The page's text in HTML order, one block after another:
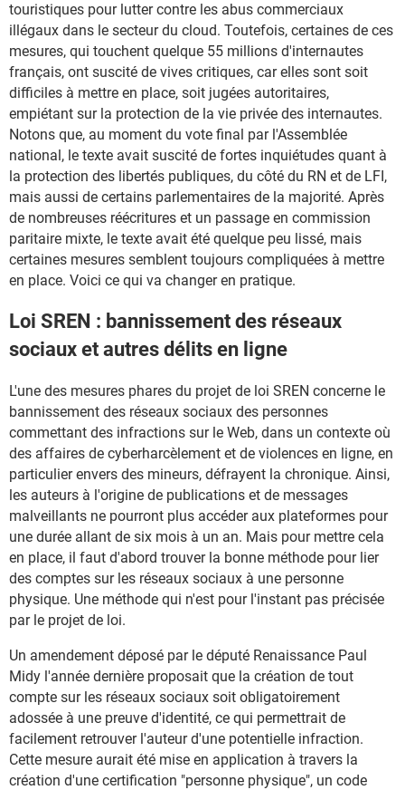
touristiques pour lutter contre les abus commerciaux
illégaux dans le secteur du cloud. Toutefois, certaines de ces
mesures, qui touchent quelque 55 millions d'internautes
français, ont suscité de vives critiques, car elles sont soit
difficiles à mettre en place, soit jugées autoritaires,
empiétant sur la protection de la vie privée des internautes.
Notons que, au moment du vote final par l'Assemblée
national, le texte avait suscité de fortes inquiétudes quant à
la protection des libertés publiques, du côté du RN et de LFI,
mais aussi de certains parlementaires de la majorité. Après
de nombreuses réécritures et un passage en commission
paritaire mixte, le texte avait été quelque peu lissé, mais
certaines mesures semblent toujours compliquées à mettre
en place. Voici ce qui va changer en pratique.
Loi SREN : bannissement des réseaux
sociaux et autres délits en ligne
L'une des mesures phares du projet de loi SREN concerne le
bannissement des réseaux sociaux des personnes
commettant des infractions sur le Web, dans un contexte où
des affaires de cyberharcèlement et de violences en ligne, en
particulier envers des mineurs, défrayent la chronique. Ainsi,
les auteurs à l'origine de publications et de messages
malveillants ne pourront plus accéder aux plateformes pour
une durée allant de six mois à un an. Mais pour mettre cela
en place, il faut d'abord trouver la bonne méthode pour lier
des comptes sur les réseaux sociaux à une personne
physique. Une méthode qui n'est pour l'instant pas précisée
par le projet de loi.
Un amendement déposé par le député Renaissance Paul
Midy l'année dernière proposait que la création de tout
compte sur les réseaux sociaux soit obligatoirement
adossée à une preuve d'identité, ce qui permettrait de
facilement retrouver l'auteur d'une potentielle infraction.
Cette mesure aurait été mise en application à travers la
création d'une certification "personne physique", un code